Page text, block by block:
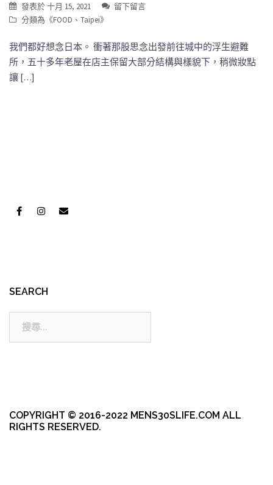
發表於十月 15, 2021
留下留言
分類為《FOOD 、 Taipei》
我們都好想念日本。 衝著那股思念出發前往城中的浮生避難
所，五十多年老屋在店主保留大部分結構與樣貌下，稍微妝點
讓 […]
SEARCH
COPYRIGHT © 2016-2022 MENS30SLIFE.COM ALL
RIGHTS RESERVED.